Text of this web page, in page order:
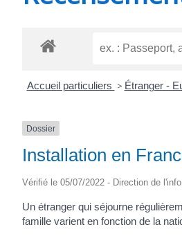
Accueil particuliers > Étranger -
Dossier
Installation en
Vérifié le 05/07/2022 - Direction de
Un étranger qui séjourne
famille varient en fonction de la